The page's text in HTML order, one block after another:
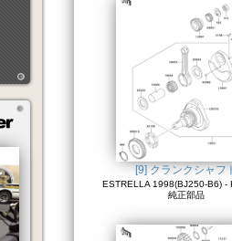
[9] クランクシャフ
ESTRELLA 1998(BJ250-B6) -
純正部品